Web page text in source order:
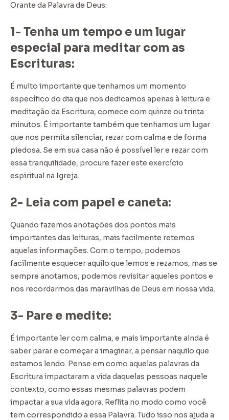
Orante da Palavra de Deus:
1- Tenha um tempo e um lugar
especial para meditar com as
Escrituras:
É muito importante que tenhamos um momento
específico do dia que nos dedicamos apenas à leitura e
meditação da Escritura, comece com quinze ou trinta
minutos. É importante também que tenhamos um lugar
que nos permita silenciar, rezar com calma e de forma
piedosa. Se em sua casa não é possível ler e rezar com
essa tranquilidade, procure fazer este exercício
espiritual na Igreja.
2- Leia com papel e caneta:
Quando fazemos anotações dos pontos mais
importantes das leituras, mais facilmente retemos
aquelas informações. Com o tempo, podemos
facilmente esquecer aquilo que lemos e rezamos, mas se
sempre anotamos, podemos revisitar aqueles pontos e
nos recordarmos das maravilhas de Deus em nossa vida.
3- Pare e medite:
É importante ler com calma, e mais importante ainda é
saber parar e começar a imaginar, a pensar naquilo que
estamos lendo. Pense em como aquelas palavras da
Escritura impactaram a vida daquelas pessoas naquele
contexto, como essas mesmas palavras podem
impactar a sua vida agora. Reflita no modo como você
tem correspondido a essa Palavra. Tudo isso nos ajuda a